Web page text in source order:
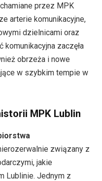
przez MPK
arterie komunikacyjne,
dzielnicami oraz
komunikacyjna zaczęła
obrzeża i nowe
w szybkim tempie w
MPK Lublin
związany z
jakie
Lublinie. Jednym z